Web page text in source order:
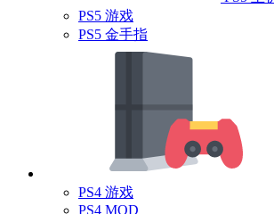
PS5 游戏
PS5 金手指
PS4 游戏
PS4 MOD